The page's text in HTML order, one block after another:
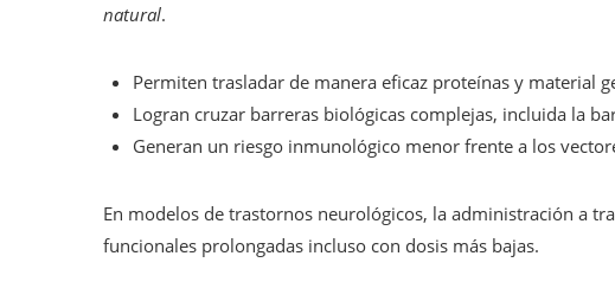
natural.
Permiten trasladar de manera eficaz proteínas y material
Logran cruzar barreras biológicas complejas, incluida la
Generan un riesgo inmunológico menor frente a los
En modelos de trastornos neurológicos, la administración a
funcionales prolongadas incluso con dosis más bajas.